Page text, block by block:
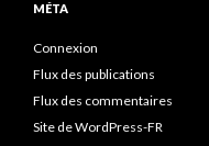
MÉTA
Connexion
Flux des publications
Flux des commentaires
Site de WordPress-FR